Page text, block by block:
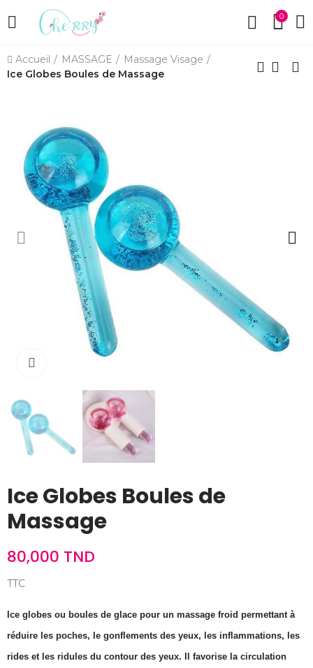
0
Accueil MASSAGE
Massage Visage
Ice Globes Boules de Massage
Ice Globes Boules de
Massage
80,000 TND
TTC
Ice globes ou boules de glace pour un massage froid permettant à
réduire les poches, le gonflements des yeux, les inflammations, les
rides et les ridules du contour des yeux. Il favorise la circulation